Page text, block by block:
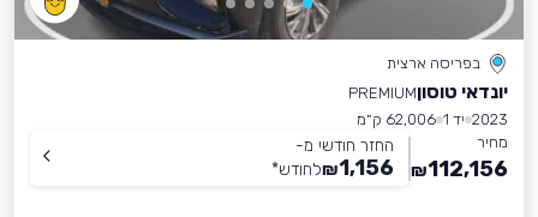
בפריסה ארצית
יונדאי טוסוןPREMIUM
2023 יד 1
62,006 ק״מ
מחיר
112,156
₪
החזר חודשי מ-
1,156
₪לחודש*